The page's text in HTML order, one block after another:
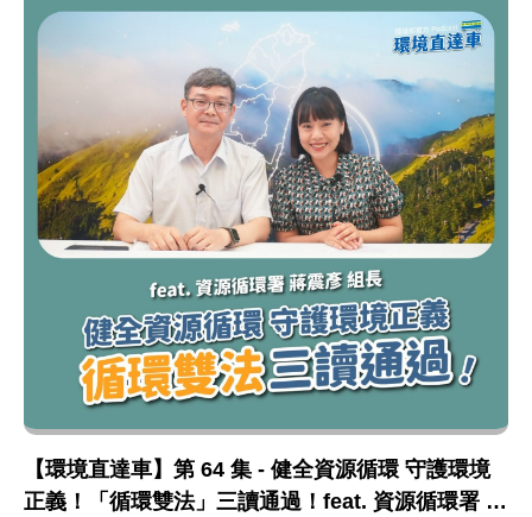
【環境直達車】第 64 集 - 健全資源循環 守護環境
正義！「循環雙法」三讀通過！feat. 資源循環署 蔣